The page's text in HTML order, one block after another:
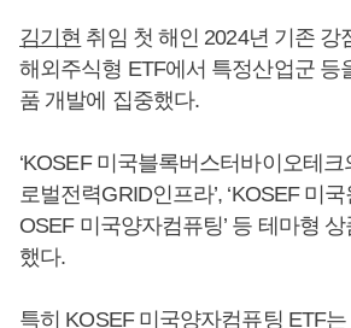
김기현 취임 첫 해인 2024년 기존 강
해외주식형 ETF에서 특정산업군 등
품 개발에 집중했다.
‘KOSEF 미국블록버스터바이오테크
로벌전력GRID인프라’, ‘KOSEF 미국
OSEF 미국양자컴퓨팅’ 등 테마형
했다.
특히 KOSEF 미국양자컴퓨팅 ETF